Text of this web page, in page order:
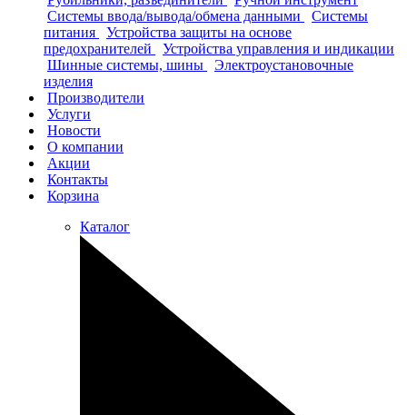
Системы ввода/вывода/обмена данными
Системы
питания
Устройства защиты на основе
предохранителей
Устройства управления и индикации
Шинные системы, шины
Электроустановочные
изделия
Производители
Услуги
Новости
О компании
Акции
Контакты
Корзина
Каталог